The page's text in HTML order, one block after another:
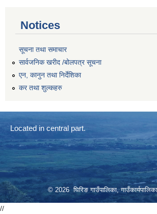
Notices
सूचना तथा समाचार
सार्वजनिक खरीद /बोलपत्र सूचना
एन, कानुन तथा निर्देशिका
कर तथा शुल्कहरु
Located in central part.
© 2026 घिरिङ गाउँपालिका,
//